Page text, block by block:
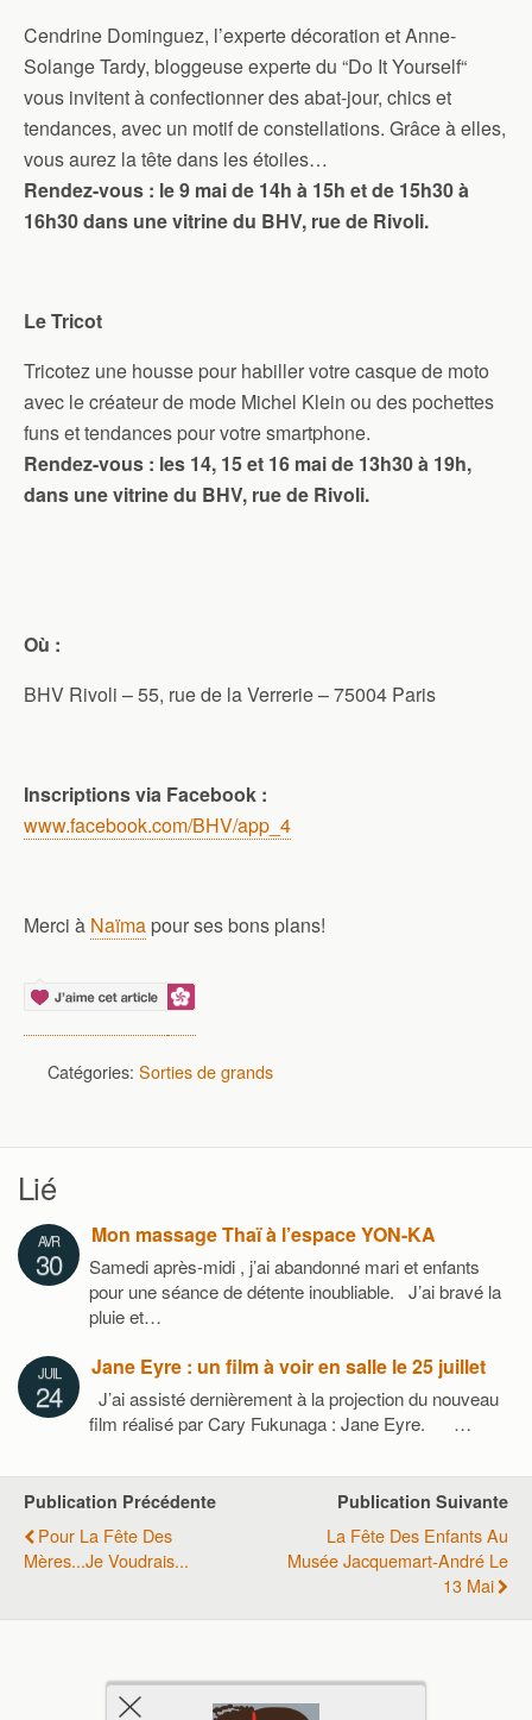
Cendrine Dominguez, l’experte décoration et Anne-
Solange Tardy, bloggeuse experte du “Do It Yourself“
vous invitent à confectionner des abat-jour, chics et
tendances, avec un motif de constellations. Grâce à elles,
vous aurez la tête dans les étoiles…
Rendez-vous : le 9 mai de 14h à 15h et de 15h30 à
16h30 dans une vitrine du BHV, rue de Rivoli.
Le Tricot
Tricotez une housse pour habiller votre casque de moto
avec le créateur de mode Michel Klein ou des pochettes
funs et tendances pour votre smartphone.
Rendez-vous : les 14, 15 et 16 mai de 13h30 à 19h,
dans une vitrine du BHV, rue de Rivoli.
Où :
BHV Rivoli – 55, rue de la Verrerie – 75004 Paris
Inscriptions via Facebook :
www.facebook.com/BHV/app_4
Merci à Naïma pour ses bons plans!
Catégories: Sorties de grands
Lié
AVR
30
Mon massage Thaï à l’espace YON-KA
Samedi après-midi , j’ai abandonné mari et enfants
pour une séance de détente inoubliable. J’ai bravé la
pluie et…
JUIL
24
Jane Eyre : un film à voir en salle le 25 juillet
J’ai assisté dernièrement à la projection du nouveau
film réalisé par Cary Fukunaga : Jane Eyre. …
Publication Précédente
Pour La Fête Des
Mères...je Voudrais...
Publication Suivante
La Fête Des Enfants Au
Musée Jacquemart-André Le
13 Mai
Retour au début